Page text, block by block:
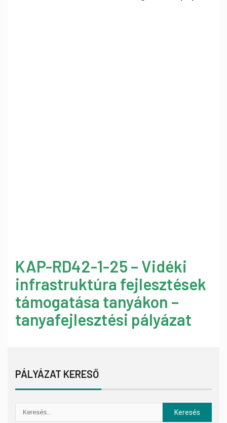
KAP-RD42-1-25 – Vidéki
infrastruktúra fejlesztések
támogatása tanyákon –
tanyafejlesztési pályázat
PÁLYÁZAT KERESŐ